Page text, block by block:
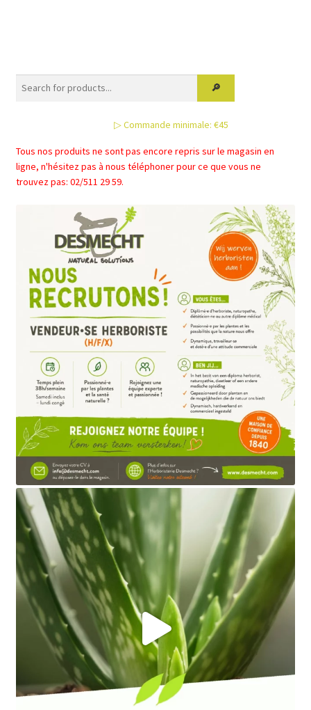
options
peuvent
choisies
sur
la
produit
▷ Commande minimale: €45
Tous nos produits ne sont pas encore repris sur le magasin en
ligne, n'hésitez pas à nous téléphoner pour ce que vous ne
trouvez pas: 02/511 29 59.